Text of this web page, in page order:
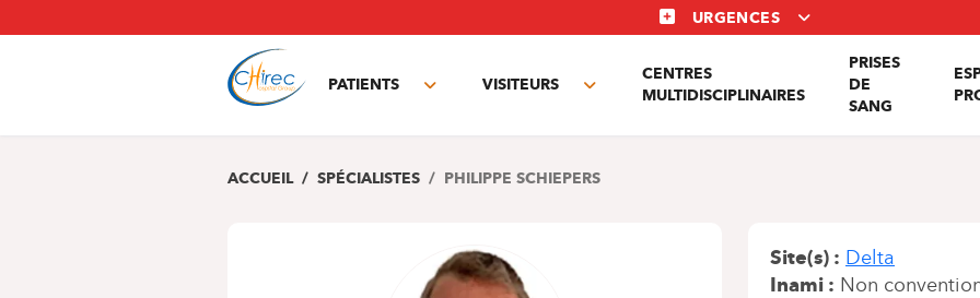
au
URGENCES
PATIENTS
Toggle
VISITEURS
Toggle
CENTRES
MULTIDISCIPLINAIRES
PRISES
DE
SANG
ACCUEIL SPÉCIALISTES PHILIPPE SCHIEPERS
Site(s)
Delta
Inami
Non